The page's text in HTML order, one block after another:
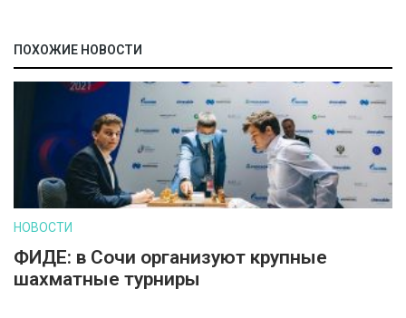
ПОХОЖИЕ НОВОСТИ
НОВОСТИ
ФИДЕ: в Сочи организуют крупные
шахматные турниры